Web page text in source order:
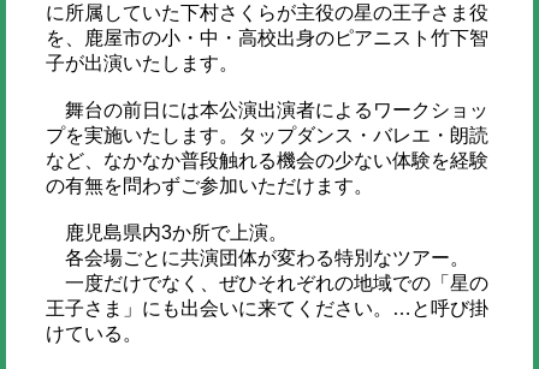
に所属していた下村さくらが主役の星の王子さま役
を、鹿屋市の小・中・高校出身のピアニスト竹下智
子が出演いたします。
舞台の前日には本公演出演者によるワークショッ
プを実施いたします。タップダンス・バレエ・朗読
など、なかなか普段触れる機会の少ない体験を経験
の有無を問わずご参加いただけます。
鹿児島県内3か所で上演。
各会場ごとに共演団体が変わる特別なツアー。
一度だけでなく、ぜひそれぞれの地域での「星の
王子さま」にも出会いに来てください。…と呼び掛
けている。